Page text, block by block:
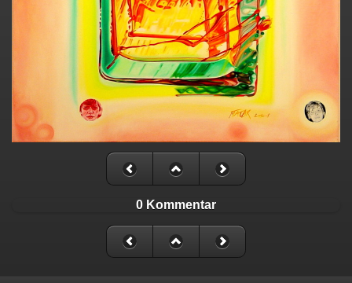
0 Kommentar